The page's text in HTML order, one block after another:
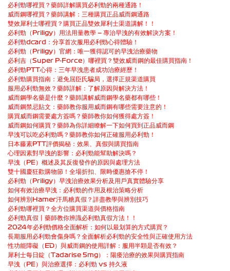
必利勁哪裡買？藥師詳解購買必利勁的兩種通路！
威而鋼哪裡買？藥師講解：三種購買正品威而鋼通路
雙效犀利士哪裡買？購買正品雙效犀利士渠道講解！！
必利勁（Priligy）用法用量教學 — 專治早洩的有效解決方案！
必利勁dcard：分享首次服用必利勁心得體驗！
必利勁（Priligy）官網：唯一獲得認可的早洩治療藥物
必利吉（Super P-Force）哪裡買？雙效威而鋼的最佳購買指南！
必利勁PTT心得：三年早洩患者成功治療經歷！
必利勁購買指南：避免屈臣氏騙局，選擇正規渠道購買
服用必利勁無效？藥師詳解：了解原因與解決方法！
威而鋼學名藥是什麼？藥師講解威而鋼學名藥都有哪些！
威而鋼禁忌貼文：藥師教你服用威而鋼有哪些需要注意的！
購買威而鋼需要處方簽嗎？藥師教你如何獲得處方簽！
威而鋼如何購買？藥師為你詳細瞭解一下如何買到正品威而鋼
早洩可以吃必利勁嗎？藥師教你如何正確服用必利勁！
日本藤素PTT評價揭秘：效果、真假與購買指南
心理因素對早洩的影響：必利勁能幫助解決嗎？
早洩（PE）概述及其反復發作的原因與處理方法
雙十國慶狂歡購物節！全場折扣、限時優惠搶不停！
必利勁（Priligy）早洩治療效果分析及用戶真實體驗分享
如何有效治療早洩：必利勁的作用及根治策略分析
如何辨別Hamer汗馬糖真假？詳盡教學與辨別技巧
必利勁哪裡買？全方位購買渠道與價格指南
必利勁真假丨藥師教你辨識必利勁真假方法！！
2024年必利勁價格全面解析：如何以最划算的方式購買？
長期服用必利勁會傷身嗎？全面解析必利勁的安全性與正確使用方法
性功能障礙（ED）與威而鋼的使用詳解：服用半顆是否有效？
犀利士每日錠（Tadarise 5mg）：陽痿治療的效果與購買指南
早洩（PE）與治療選擇：必利勁 vs 持久液